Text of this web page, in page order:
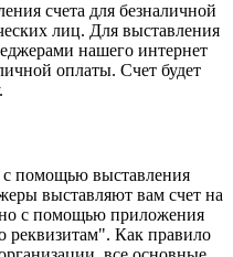
счета для безналичной
лиц. Для выставления
нашего интернет
оплаты. Счет будет
с помощью выставления
выставляют вам счет на
с помощью приложения
реквизитам". Как правило